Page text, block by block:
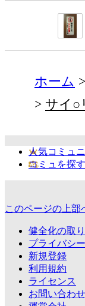
ホーム
サイ○
人気コミュ
コミュを探す
このページの上部
健全化の取
プライバシ
新規登録
利用規約
ライセンス
お問い合わせ